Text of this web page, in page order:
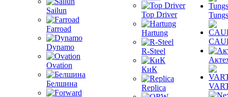
Sailun
Farroad
Dynamo
Ovation
Белшина
Top Driver
Hartung
R-Steel
КиК
Replica